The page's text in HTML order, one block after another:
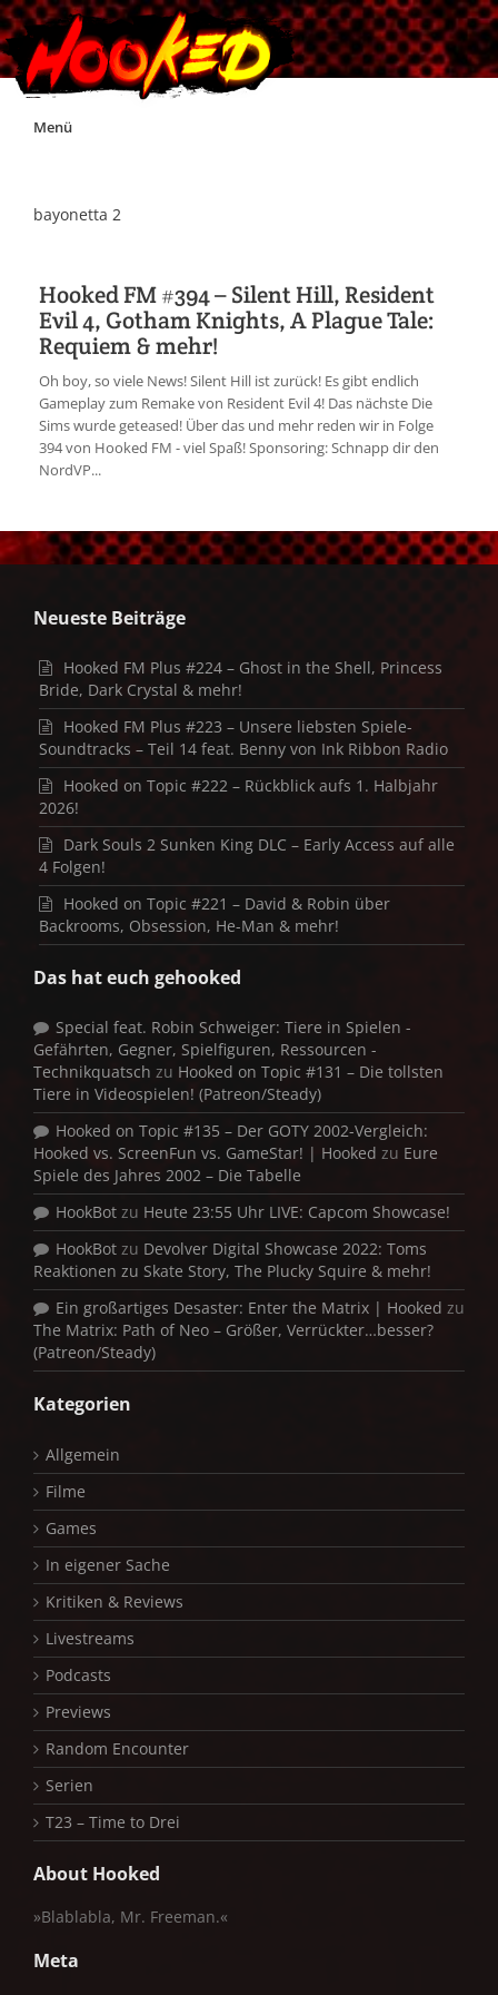
Skip
Menü
Impressum
Jobs
Discord
bayonetta 2
Hooked FM #394 – Silent Hill, Resident
Evil 4, Gotham Knights, A Plague Tale:
Requiem & mehr!
Oh boy, so viele News! Silent Hill ist zurück! Es gibt endlich
Gameplay zum Remake von Resident Evil 4! Das nächste Die
Sims wurde geteased! Über das und mehr reden wir in Folge
394 von Hooked FM - viel Spaß! Sponsoring: Schnapp dir den
NordVP...
Neueste Beiträge
Hooked FM Plus #224 – Ghost in the Shell, Princess
Bride, Dark Crystal & mehr!
Hooked FM Plus #223 – Unsere liebsten Spiele-
Soundtracks – Teil 14 feat. Benny von Ink Ribbon Radio
Hooked on Topic #222 – Rückblick aufs 1. Halbjahr
2026!
Dark Souls 2 Sunken King DLC – Early Access auf alle
4 Folgen!
Hooked on Topic #221 – David & Robin über
Backrooms, Obsession, He-Man & mehr!
Das hat euch gehooked
Special feat. Robin Schweiger: Tiere in Spielen -
Gefährten, Gegner, Spielfiguren, Ressourcen -
Technikquatsch zu Hooked on Topic #131 – Die tollsten
Tiere in Videospielen! (Patreon/Steady)
Hooked on Topic #135 – Der GOTY 2002-Vergleich:
Hooked vs. ScreenFun vs. GameStar! | Hooked zu Eure
Spiele des Jahres 2002 – Die Tabelle
HookBot zu Heute 23:55 Uhr LIVE: Capcom Showcase!
HookBot zu Devolver Digital Showcase 2022: Toms
Reaktionen zu Skate Story, The Plucky Squire & mehr!
Ein großartiges Desaster: Enter the Matrix | Hooked zu
The Matrix: Path of Neo – Größer, Verrückter…besser?
(Patreon/Steady)
Kategorien
Allgemein
Filme
Games
In eigener Sache
Kritiken & Reviews
Livestreams
Podcasts
Previews
Random Encounter
Serien
T23 – Time to Drei
About Hooked
»Blablabla, Mr. Freeman.«
Meta